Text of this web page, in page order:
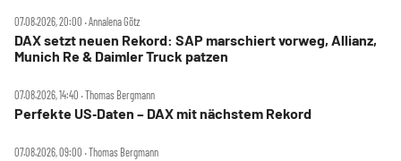
07.08.2026, 20:00 ‧ Annalena Götz
DAX setzt neuen Rekord: SAP marschiert vorweg, Allianz,
Munich Re & Daimler Truck patzen
07.08.2026, 14:40 ‧ Thomas Bergmann
Perfekte US‑Daten – DAX mit nächstem Rekord
07.08.2026, 09:00 ‧ Thomas Bergmann